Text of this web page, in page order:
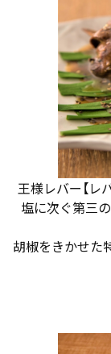
王様レバー【レ
塩に次ぐ第三の
胡椒をきかせた